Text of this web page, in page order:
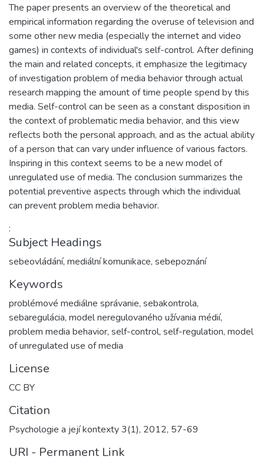
The paper presents an overview of the theoretical and
empirical information regarding the overuse of television and
some other new media (especially the internet and video
games) in contexts of individual's self-control. After defining
the main and related concepts, it emphasize the legitimacy
of investigation problem of media behavior through actual
research mapping the amount of time people spend by this
media. Self-control can be seen as a constant disposition in
the context of problematic media behavior, and this view
reflects both the personal approach, and as the actual ability
of a person that can vary under influence of various factors.
Inspiring in this context seems to be a new model of
unregulated use of media. The conclusion summarizes the
potential preventive aspects through which the individual
can prevent problem media behavior.
:
Subject Headings
sebeovládání, mediální komunikace, sebepoznání
Keywords
problémové mediálne správanie, sebakontrola,
sebaregulácia, model neregulovaného užívania médií,
problem media behavior, self-control, self-regulation, model
of unregulated use of media
License
CC BY
Citation
Psychologie a její kontexty 3(1), 2012, 57-69
URI - Permanent Link